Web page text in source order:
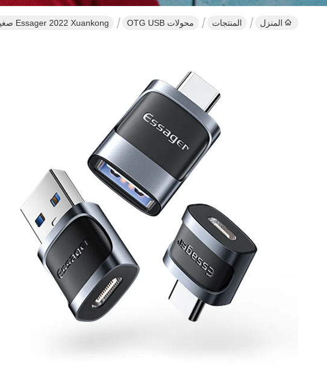
المنزل المنتجات محولات OTG USB Essager 2022 Xuankong صغير 3A شحن سريع USB إمرأة إلى نوع C متكيف OTG ذكر USB 3.0 مكيّف لأجهزة متعددة